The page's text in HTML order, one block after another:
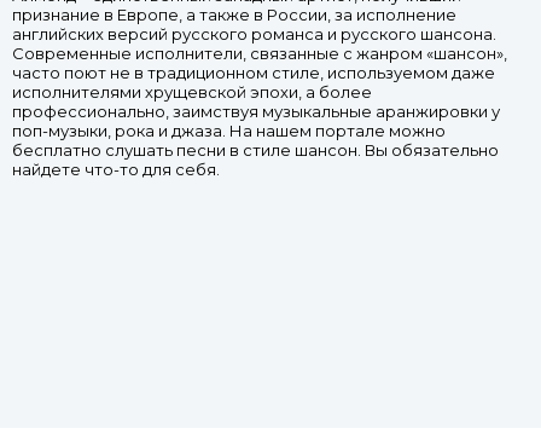
признание в Европе, а также в России, за исполнение
английских версий русского романса и русского шансона.
Современные исполнители, связанные с жанром «шансон»,
часто поют не в традиционном стиле, используемом даже
исполнителями хрущевской эпохи, а более
профессионально, заимствуя музыкальные аранжировки у
поп-музыки, рока и джаза. На нашем портале можно
бесплатно слушать песни в стиле шансон. Вы обязательно
найдете что-то для себя.